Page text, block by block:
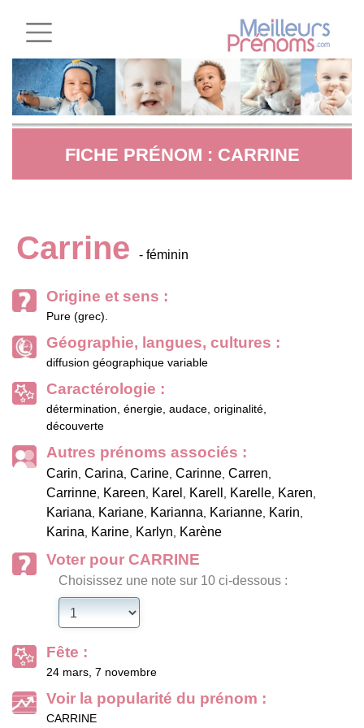
FICHE PRÉNOM : CARRINE
Carrine - féminin
Origine et sens :
Pure (grec).
Géographie, langues, cultures :
diffusion géographique variable
Caractérologie :
détermination, énergie, audace, originalité,
découverte
Autres prénoms associés :
Carin, Carina, Carine, Carinne, Carren,
Carrinne, Kareen, Karel , Karell , Karelle, Karen,
Kariana, Kariane, Karianna, Karianne, Karin,
Karina, Karine, Karlyn, Karène
Voter pour CARRINE
Choisissez une note sur 10 ci-dessous :
Fête :
24 mars, 7 novembre
Voir la popularité du prénom :
CARRINE